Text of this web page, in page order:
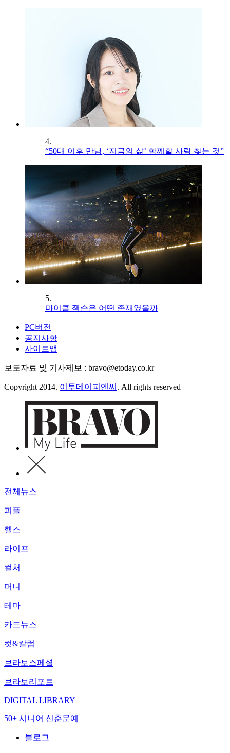
4.
“50대 이후 만남, ‘지금의 삶’ 함께할 사람 찾는 것”
5.
마이클 잭슨은 어떤 존재였을까
PC버전
공지사항
사이트맵
보도자료 및 기사제보 : bravo@etoday.co.kr
Copyright 2014. 이투데이피엔씨 . All rights reserved
전체뉴스
피플
헬스
라이프
컬처
머니
테마
카드뉴스
컷&칼럼
브라보스페셜
브라보리포트
DIGITAL LIBRARY
50+ 시니어 신춘문예
블로그